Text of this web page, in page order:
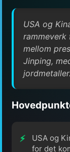
USA og
mellom
Jinping,
jordmetaller.
USA og
for det